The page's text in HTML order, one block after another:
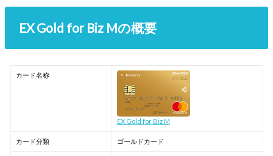
EX Gold for Biz Mの概要
カード名称
EX Gold for Biz M
カード分類 ゴールドカード